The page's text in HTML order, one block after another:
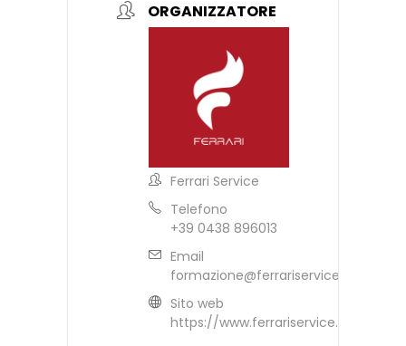
ORGANIZZATORE
Ferrari Service
Telefono
+39 0438 896013
Email
formazione@ferrariservice.it
Sito web
https://www.ferrariservice.it